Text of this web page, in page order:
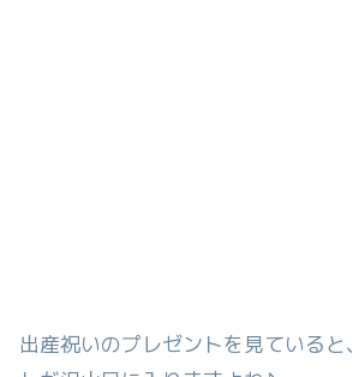
出産祝いのプレゼントを見ていると